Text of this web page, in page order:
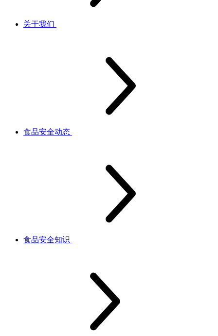
关于我们
食品安全动态
食品安全知识